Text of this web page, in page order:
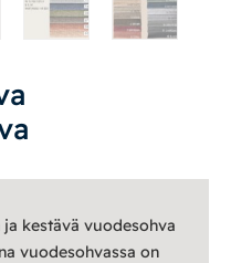
|
kestävä vuodesohva
vuodesohvassa on